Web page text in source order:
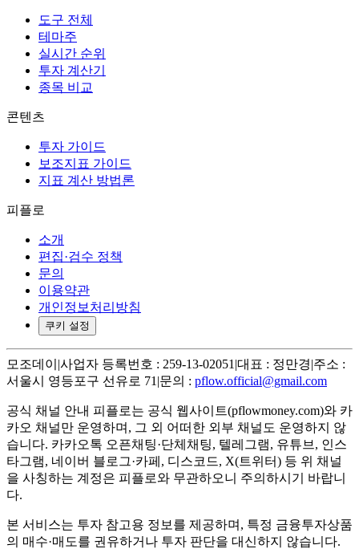
도구 전체
테마주
실시간 순위
투자 계산기
종목 비교
콘텐츠
투자 가이드
보조지표 가이드
지표 계산 방법론
피플로
소개
편집·검수 정책
문의
이용약관
개인정보처리방침
쿠키 설정
모조데이 |사업자 등록번호 : 259-13-02051 |대표 : 정만경|주소 :
서울시 영등포구 선유로 71 |문의 : pflow.official@gmail.com
공식 채널 안내 피플로는 공식 웹사이트(pflowmoney.com)와 카
카오 채널만 운영하며, 그 외 어떠한 외부 채널도 운영하지 않
습니다. 카카오톡 오픈채팅·단체채팅, 텔레그램, 유튜브, 인스
타그램, 네이버 블로그·카페, 디스코드, X(트위터) 등 위 채널
을 사칭하는 계정은 피플로와 무관하오니 주의하시기 바랍니
다.
본 서비스는 투자 참고용 정보를 제공하며, 특정 금융투자상품
의 매수·매도를 권유하거나 투자 판단을 대신하지 않습니다.